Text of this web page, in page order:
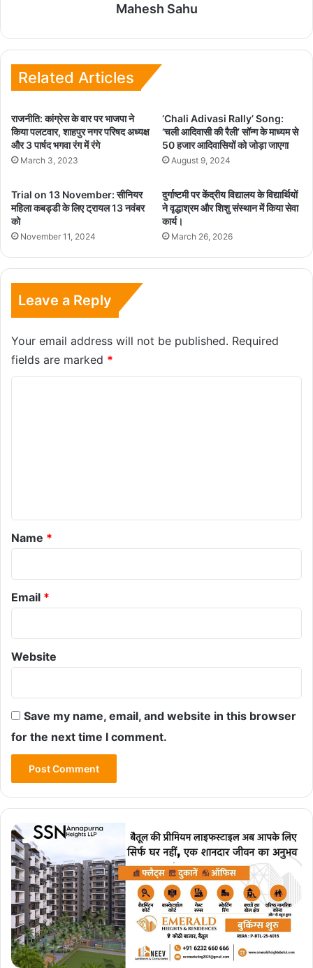
Mahesh Sahu
Related Articles
राजनीति: कांग्रेस के वार पर भाजपा ने
किया पलटवार, शाहपुर नगर परिषद अध्यक्ष
और 3 पार्षद भगवा रंग में रंगे
March 3, 2023
‘Chali Adivasi Rally’ Song:
‘चली आदिवासी की रैली’ सॉन्ग के माध्यम से
50 हजार आदिवासियों को जोड़ा जाएगा
August 9, 2024
Trial on 13 November: सीनियर
महिला कबड्डी के लिए ट्रायल 13 नवंबर
को
November 11, 2024
दुर्गाष्टमी पर केंद्रीय विद्यालय के विद्यार्थियों
ने वृद्धाश्रम और शिशु संस्थान में किया सेवा
कार्य।
March 26, 2026
Leave a Reply
Your email address will not be published. Required
fields are marked *
*
Name *
Email *
Website
Save my name, email, and website in this browser
for the next time I comment.